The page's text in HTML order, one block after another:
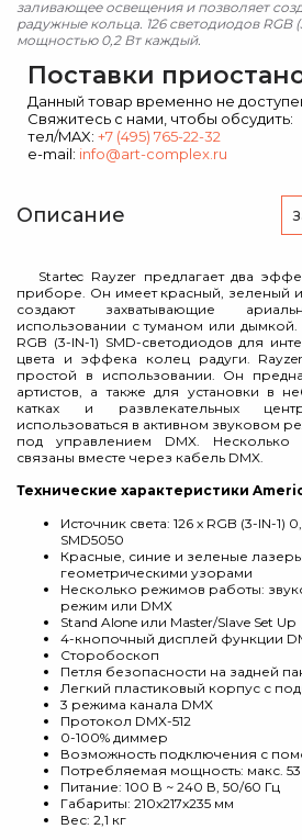
заливающее освещения и позволяет
радужные кольца. 126 светодиодов RGB
мощностью 0,2 Вт каждый.
Поставки
Данный товар временно не
Свяжитесь с нами, чтобы обсудить:
тел/MAX: +7 (495) 765-22-32
e-mail: info@art-complex.ru
Описание
Startec Rayzer предлагает два
приборе. Он имеет красный, зеленый
создают захватывающие
использовании с туманом или дымкой.
RGB (3-IN-1) SMD-светодиодов для
цвета и эффека колец радуги.
простой в использовании. Он
артистов, а также для установки в
катках и развлекательных
использоваться в активном звуковом
под управлением DMX.
связаны вместе через кабель DMX.
Технические характеристики
Источник света: 126 x RGB (3-IN-1)
SMD5050
Красные, синие и зеленые
геометрическими узорами
Несколько режимов работы:
режим или DMX
Stand Alone или Master/Slave Set Up
4-кнопочный дисплей функции
Сторобоскоп
Петля безопасности на задней
Легкий пластиковый корпус с
3 режима канала DMX
Протокол DMX-512
0-100% диммер
Возможность подключения с
Потребляемая мощность: макс. 53
Питание: 100 В ~ 240 В, 50/60 Гц
Габариты: 210x217x235 мм
Вес: 2,1 кг